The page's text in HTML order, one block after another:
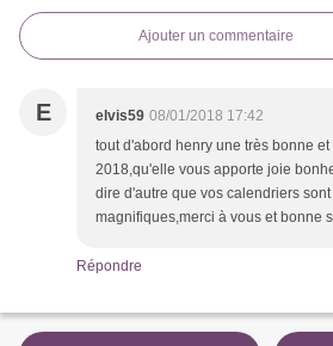
Ajouter un commentaire
E elvis59 08/01/2018 17:42
tout d'abord henry une très bonne
2018,qu'elle vous apporte joie
dire d'autre que vos calendriers
magnifiques,merci à vous et bonne
Répondre